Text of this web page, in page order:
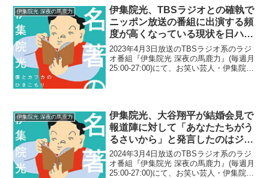
伊集院光 深夜の馬鹿力
伊集院光、TBSラジオとの確執で
ニッポン放送の番組に出演する頻
度が高くなっている現状を日ハム
と札幌ドームとの交渉決裂になぞ
らえ「ちょっと似てるね(笑)」
2023年4月3日放送のTBSラジオ系のラジ
オ番組『伊集院光 深夜の馬鹿力』(毎週月
25:00-27:00)にて、お笑い芸人・伊集院光
伊集院光 深夜の馬鹿力
伊集院光、大谷翔平が結婚会見で
報道陣に対して「あなたたちがう
るさいから」と発言したのはジョ
ークではなく「嫌味だと思う」と
指摘
2024年3月4日放送のTBSラジオ系のラジ
オ番組『伊集院光 深夜の馬鹿力』(毎週月
25:00-27:00)にて、お笑い芸人・伊集院光